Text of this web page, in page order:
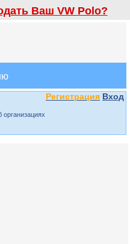
Ваш VW Polo?
Регистрация Вход